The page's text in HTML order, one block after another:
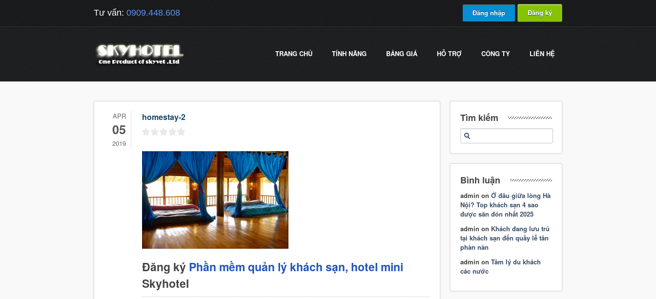
Tư vấn: 0909.448.608 Đăng nhập Đăng ký
TRANG CHỦ TÍNH NĂNG BẢNG GIÁ HỖ TRỢ CÔNG TY LIÊN HỆ
APR
05
2019
homestay-2
Đăng ký Phần mềm quản lý khách sạn, hotel mini
Skyhotel
Tìm kiếm
Bình luận
admin on Ở đâu giữa lòng Hà
Nội? Top khách sạn 4 sao
được săn đón nhất 2025
admin on Khách đang lưu trú
tại khách sạn đến quầy lễ tân
phàn nàn
admin on Tâm lý du khách
các nước